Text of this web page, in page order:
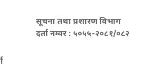
सूचना तथा प्रशारण विभाग
दर्ता नम्वर : ५०५५-२०८१/०८२